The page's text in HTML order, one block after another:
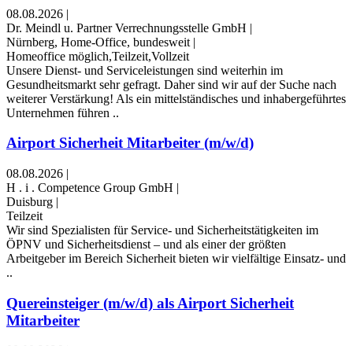
08.08.2026 |
Dr. Meindl u. Partner Verrechnungsstelle GmbH |
Nürnberg, Home-Office, bundesweit |
Homeoffice möglich,Teilzeit,Vollzeit
Unsere Dienst- und Serviceleistungen sind weiterhin im
Gesundheitsmarkt sehr gefragt. Daher sind wir auf der Suche nach
weiterer Verstärkung! Als ein mittelständisches und inhabergeführtes
Unternehmen führen ..
Airport Sicherheit Mitarbeiter (m/w/d)
08.08.2026 |
H . i . Competence Group GmbH |
Duisburg |
Teilzeit
Wir sind Spezialisten für Service- und Sicherheitstätigkeiten im
ÖPNV und Sicherheitsdienst – und als einer der größten
Arbeitgeber im Bereich Sicherheit bieten wir vielfältige Einsatz- und
..
Quereinsteiger (m/w/d) als Airport Sicherheit
Mitarbeiter